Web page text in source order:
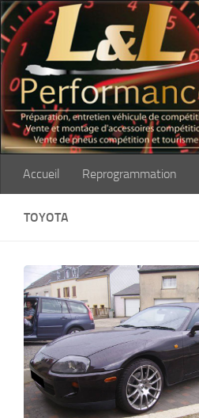
Skip to content
Accueil Reprogrammation
TOYOTA